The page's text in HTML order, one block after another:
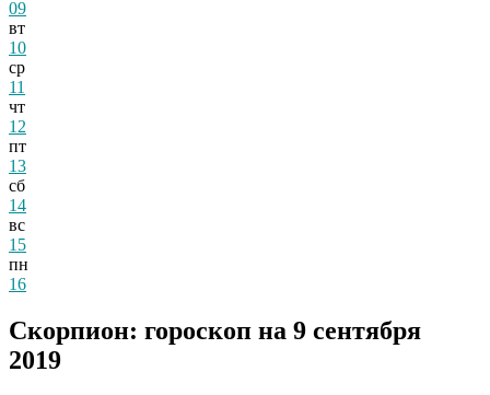
09
вт
10
ср
11
чт
12
пт
13
сб
14
вс
15
пн
16
Скорпион: гороскоп на 9 сентября
2019